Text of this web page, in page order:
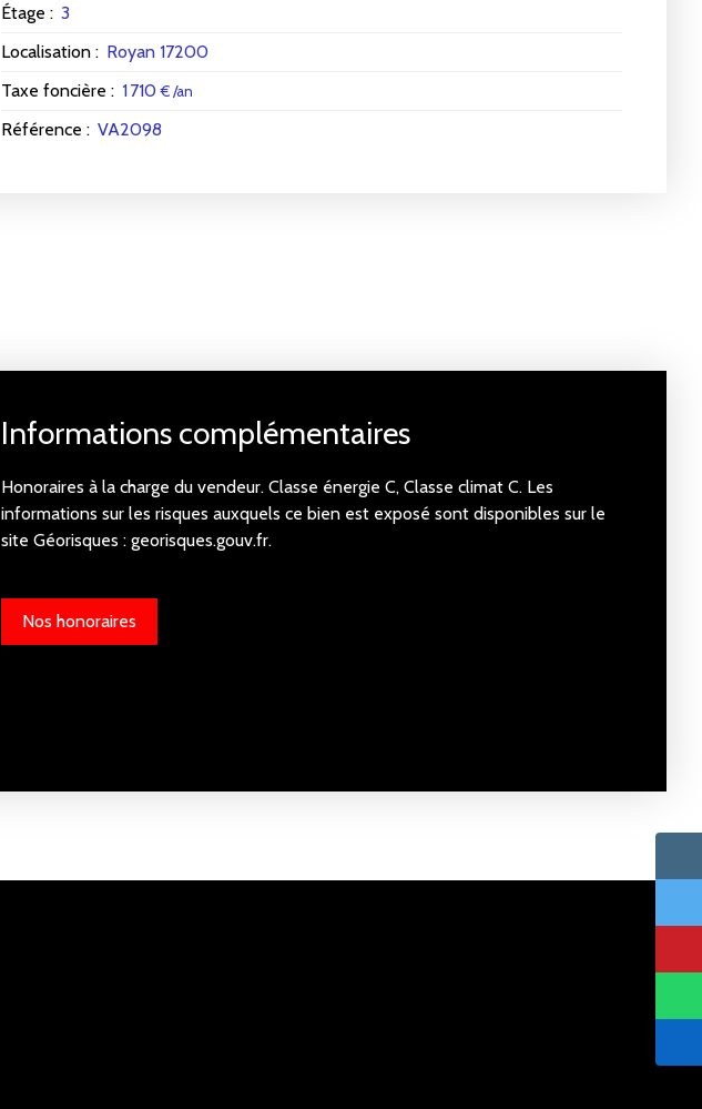
Étage : 3
Localisation : Royan 17200
Taxe foncière : 1 710€ /an
Référence : VA2098
Informations complémentaires
Honoraires à la charge du vendeur. Classe énergie C, Classe climat C. Les
informations sur les risques auxquels ce bien est exposé sont disponibles sur le
site Géorisques : georisques.gouv.fr.
Nos honoraires